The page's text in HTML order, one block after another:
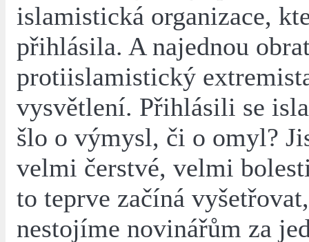
islamistická organizace,
přihlásila. A najednou
protiislamistický
vysvětlení. Přihlásili se
šlo o výmysl, či o omyl?
velmi čerstvé, velmi
to teprve začíná
nestojíme novinářům za